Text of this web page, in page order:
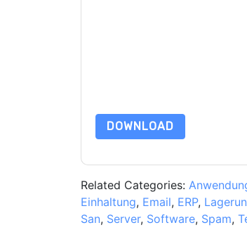
DOWNLOAD
Related Categories:
Einhaltung, Email, ERP,
San, Server, Software, Spam,